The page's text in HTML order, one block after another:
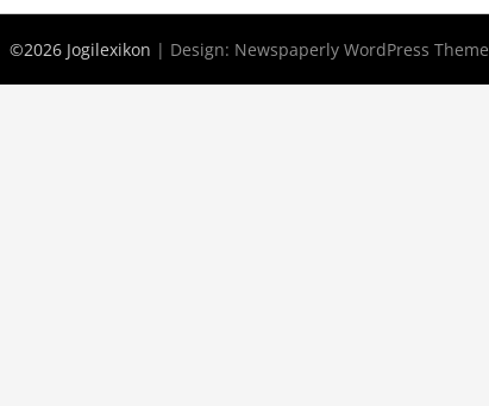
©2026 Jogilexikon | Design: Newspaperly WordPress Theme